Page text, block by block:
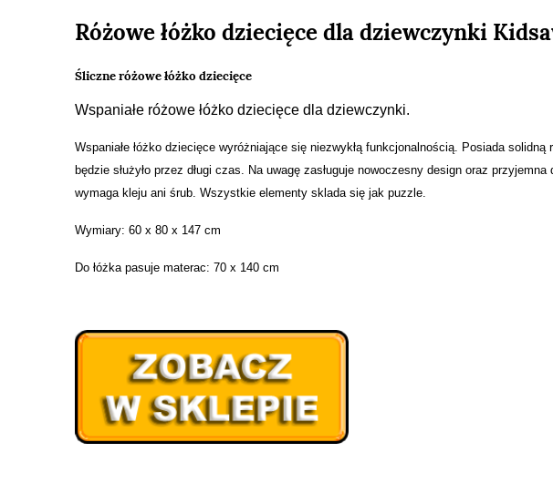
Różowe łóżko dziecięce dla dziewczynki
Śliczne różowe łóżko dziecięce
Wspaniałe różowe łóżko dziecięce dla dziewczynki.
Wspaniałe łóżko dziecięce wyróżniające się niezwykłą funkcjonalnością. Posiada
będzie służyło przez długi czas. Na uwagę zasługuje nowoczesny design oraz
wymaga kleju ani śrub. Wszystkie elementy sklada się jak puzzle.
Wymiary: 60 x 80 x 147 cm
Do łóżka pasuje materac: 70 x 140 cm